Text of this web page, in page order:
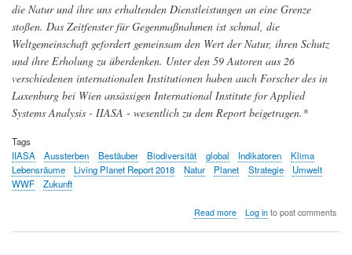
die Natur und ihre uns erhaltenden Dienstleistungen an eine Grenze
stoßen. Das Zeitfenster für Gegenmaßnahmen ist schmal, die
Weltgemeinschaft gefordert gemeinsam den Wert der Natur, ihren Schutz
und ihre Erholung zu überdenken. Unter den 59 Autoren aus 26
verschiedenen internationalen Institutionen haben auch Forscher des in
Laxenburg bei Wien ansässigen International Institute for Applied
Systems Analysis - IIASA - wesentlich zu dem Report beigetragen.*
Tags
IIASA
Aussterben Bestäuber Biodiversität global Indikatoren
Klima
Lebensräume
Living Planet Report 2018 Natur Planet Strategie
Umwelt
WWF
Zukunft
Read moreabout
Log into post comments